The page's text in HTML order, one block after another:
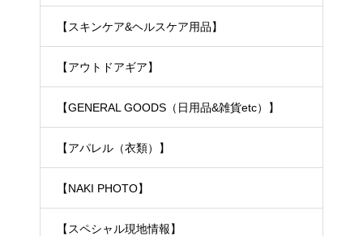
【スキンケア&ヘルスケア用品】
【アウトドアギア】
【GENERAL GOODS（日用品&雑貨etc）】
【アパレル（衣類）】
【NAKI PHOTO】
【スペシャル現地情報】